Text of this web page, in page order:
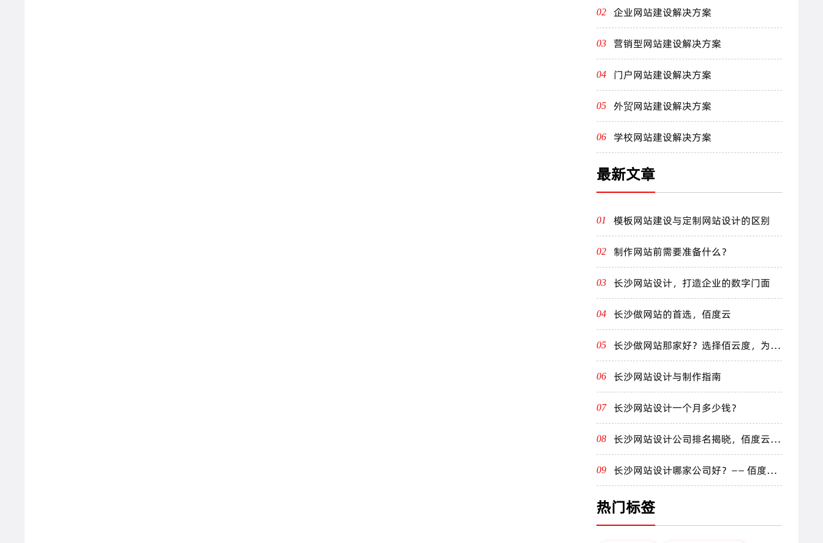
02 企业网站建设解决方案
03 营销型网站建设解决方案
04 门户网站建设解决方案
05 外贸网站建设解决方案
06 学校网站建设解决方案
最新文章
01 模板网站建设与定制网站设计的区别
02 制作网站前需要准备什么？
03 长沙网站设计，打造企业的数字门面
04 长沙做网站的首选，佰度云
05
长沙做网站那家好？选择佰云度，为您
打造卓越线上体验！
06 长沙网站设计与制作指南
07 长沙网站设计一个月多少钱？
08
长沙网站设计公司排名揭晓，佰度云名
列前茅
09
长沙网站设计哪家公司好？—— 佰度云
为您量身定制
热门标签